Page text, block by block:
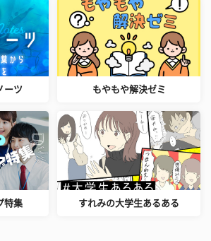
ーツ もやもや解決ゼミ
特集 すれみの大学生あるある